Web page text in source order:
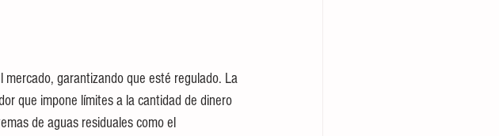
garantizando que esté regulado. La
que impone límites a la cantidad de dinero
de aguas residuales como el